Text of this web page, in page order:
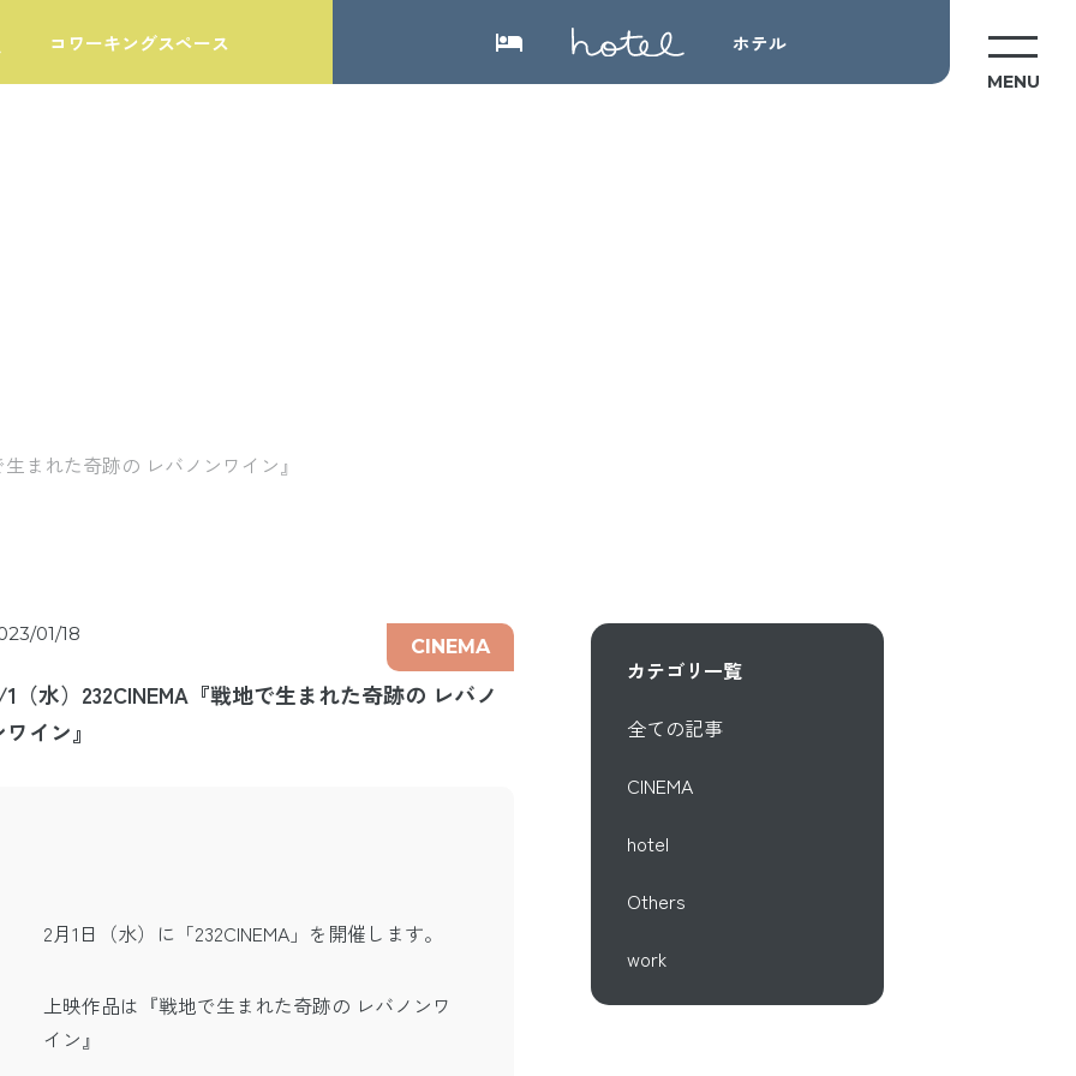
コワーキングスペース local_hotel ホテル
MENU
まれた奇跡の レバノンワイン』
CINEMA
01/18
（水）232CINEMA『戦地で生まれた奇跡の レバノ
イン』
2月1日（水）に「232CINEMA」を開催します。
上映作品は『戦地で生まれた奇跡の レバノンワ
イン』
カテゴリ一覧
全ての記事
CINEMA
hotel
Others
work